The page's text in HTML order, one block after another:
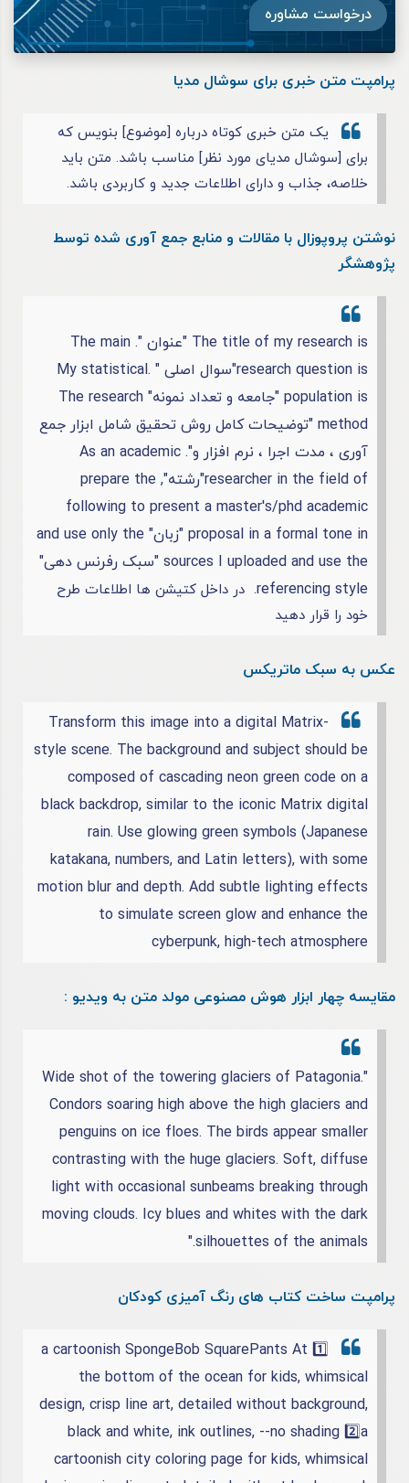
درخواست مشاوره
پرامپت متن خبری برای سوشال مدیا
یک متن خبری کوتاه درباره [موضوع] بنویس که
برای [سوشال مدیای مورد نظر] مناسب باشد. متن باید
خلاصه، جذاب و دارای اطلاعات جدید و کاربردی باشد.
نوشتن پروپوزال با مقالات و منابع جمع آوری شده توسط
پژوهشگر
The title of my research is "عنوان ". The main
research question is"سوال اصلی " .My statistical
population is "جامعه و تعداد نمونه" The research
method "توضیحات کامل روش تحقیق شامل ابزار جمع
آوری ، مدت اجرا ، نرم افزار و". As an academic
researcher in the field of"رشته", prepare the
following to present a master's/phd academic
proposal in a formal tone in "زبان" and use only the
sources I uploaded and use the "سبک رفرنس دهی"
referencing style.
در داخل کتیشن ها اطلاعات طرح
خود را قرار دهید
عکس به سبک ماتریکس
Transform this image into a digital Matrix-
style scene. The background and subject should be
composed of cascading neon green code on a
black backdrop, similar to the iconic Matrix digital
rain. Use glowing green symbols (Japanese
katakana, numbers, and Latin letters), with some
motion blur and depth. Add subtle lighting effects
to simulate screen glow and enhance the
cyberpunk, high-tech atmosphere
مقایسه چهار ابزار هوش مصنوعی مولد متن به ویدیو :
"Wide shot of the towering glaciers of Patagonia.
Condors soaring high above the high glaciers and
penguins on ice floes. The birds appear smaller
contrasting with the huge glaciers. Soft, diffuse
light with occasional sunbeams breaking through
moving clouds. Icy blues and whites with the dark
silhouettes of the animals."
پرامپت ساخت کتاب های رنگ آمیزی کودکان
1️⃣ a cartoonish SpongeBob SquarePants At
the bottom of the ocean for kids, whimsical
design, crisp line art, detailed without background,
black and white, ink outlines, --no shading 2️⃣a
cartoonish city coloring page for kids, whimsical